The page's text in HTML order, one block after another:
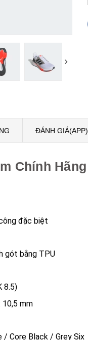
ĐÁNH GIÁ(APP)
Chính Hãng
đặc biệt
gót bằng TPU
8.5)
10,5 mm
/ Core Black / Grey Six